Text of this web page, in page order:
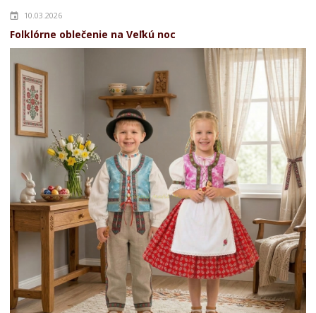
10.03.2026
Folklórne oblečenie na Veľkú noc